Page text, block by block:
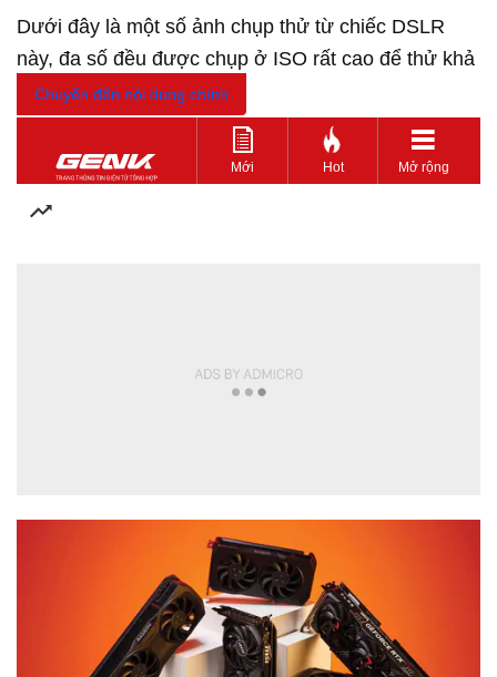
Dưới đây là một số ảnh chụp thử từ chiếc DSLR
này, đa số đều được chụp ở ISO rất cao để thử khả
năng khử noise của máy.
Chuyển đến nội dung chính
Mới Hot Mở rộng